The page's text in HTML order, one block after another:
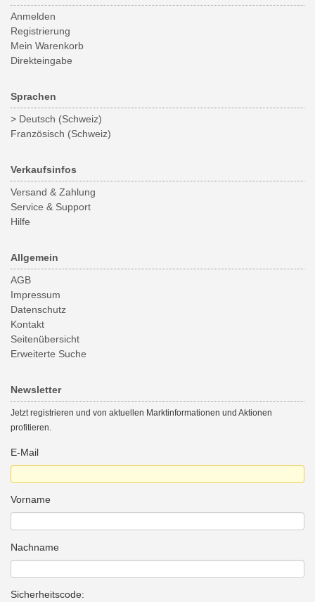
Anmelden
Registrierung
Mein Warenkorb
Direkteingabe
Sprachen
> Deutsch (Schweiz)
Französisch (Schweiz)
Verkaufsinfos
Versand & Zahlung
Service & Support
Hilfe
Allgemein
AGB
Impressum
Datenschutz
Kontakt
Seitenübersicht
Erweiterte Suche
Newsletter
Jetzt registrieren und von aktuellen Marktinformationen und Aktionen
profitieren.
E-Mail
Vorname
Nachname
Sicherheitscode: